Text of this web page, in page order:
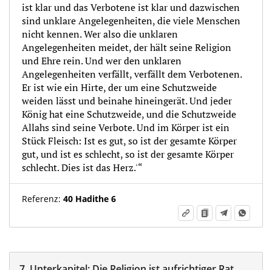
ist klar und das Verbotene ist klar und dazwischen
sind unklare Angelegenheiten, die viele Menschen
nicht kennen. Wer also die unklaren
Angelegenheiten meidet, der hält seine Religion
und Ehre rein. Und wer den unklaren
Angelegenheiten verfällt, verfällt dem Verbotenen.
Er ist wie ein Hirte, der um eine Schutzweide
weiden lässt und beinahe hineingerät. Und jeder
König hat eine Schutzweide, und die Schutzweide
Allahs sind seine Verbote. Und im Körper ist ein
Stück Fleisch: Ist es gut, so ist der gesamte Körper
gut, und ist es schlecht, so ist der gesamte Körper
schlecht. Dies ist das Herz.'“
Referenz: 40 Hadithe 6